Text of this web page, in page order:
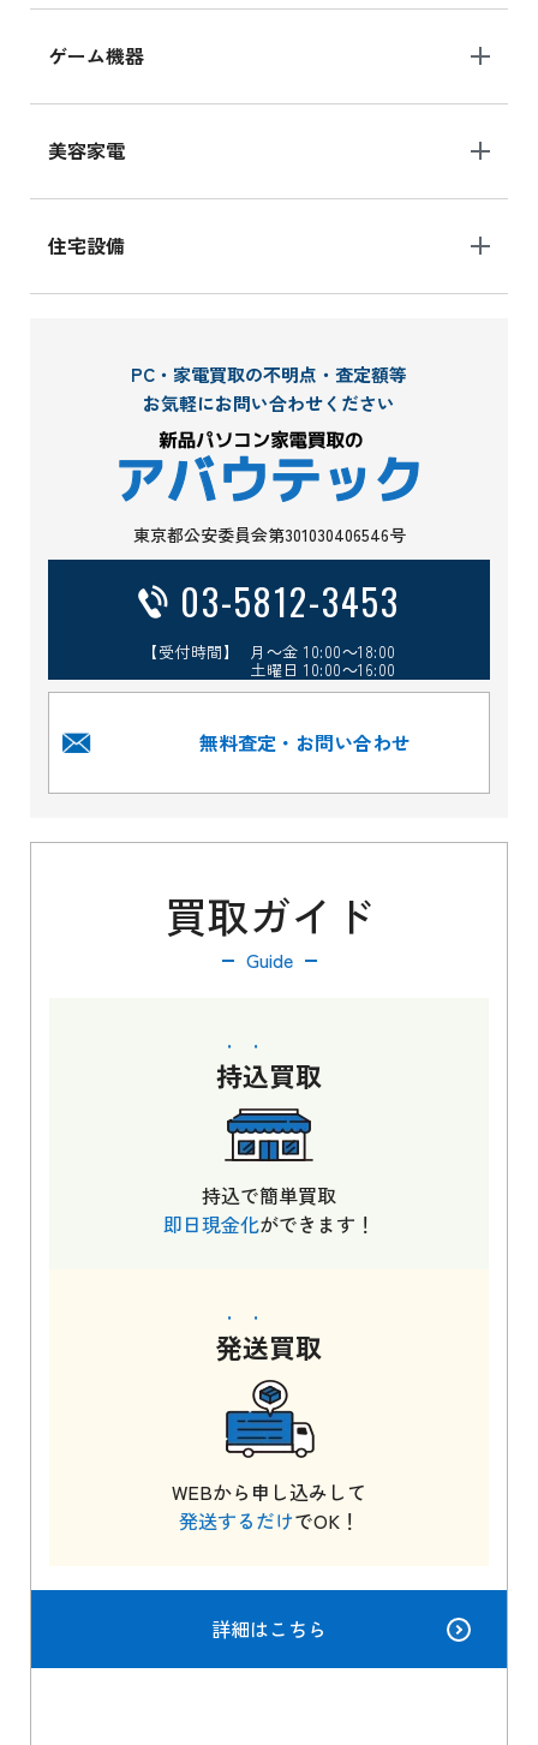
ゲーム機器
美容家電
住宅設備
PC・家電買取の不明点・査定額等
お気軽にお問い合わせください
東京都公安委員会第301030406546号
03-5812-3453
【受付時間】 月～金 10:00～18:00
土曜日 10:00～16:00
無料査定・お問い合わせ
買取ガイド
Guide
持込買取
持込で簡単買取
即日現金化ができます！
発送買取
WEBから申し込みして
発送するだけでOK！
詳細はこちら